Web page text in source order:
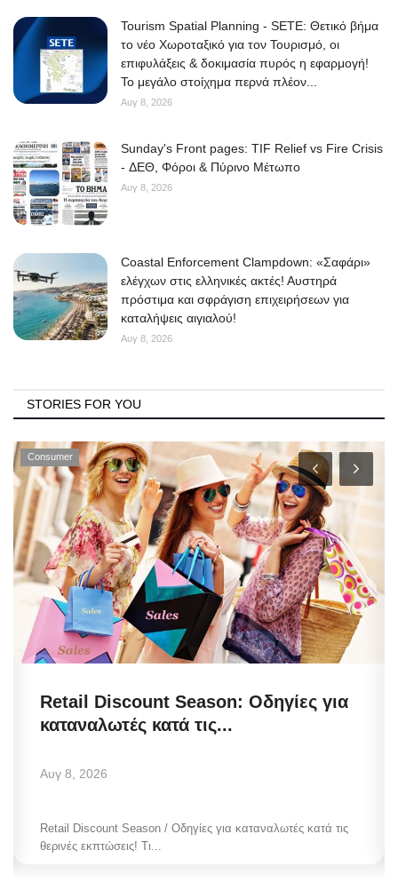
Tourism Spatial Planning - SETE: Θετικό βήμα
το νέο Χωροταξικό για τον Τουρισμό, οι
επιφυλάξεις & δοκιμασία πυρός η εφαρμογή!
Το μεγάλο στοίχημα περνά πλέον...
Αυγ 8, 2026
Sunday's Front pages: TIF Relief vs Fire Crisis
- ΔΕΘ, Φόροι & Πύρινο Μέτωπο
Αυγ 8, 2026
Coastal Enforcement Clampdown: «Σαφάρι»
ελέγχων στις ελληνικές ακτές! Αυστηρά
πρόστιμα και σφράγιση επιχειρήσεων για
καταλήψεις αιγιαλού!
Αυγ 8, 2026
STORIES FOR YOU
Defense
Conscription Reform: Νέα απόφαση
για τη στρατολογία! Αλλάζει...
Αυγ 8, 2026
Conscription Reform / Νέα απόφαση για τη στρατολογία!
Αλλάζει η διαδικασία επίδοσης...